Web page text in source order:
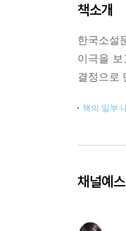
책소개
한국소설
이극을
결정으로
책의 일부
채널예